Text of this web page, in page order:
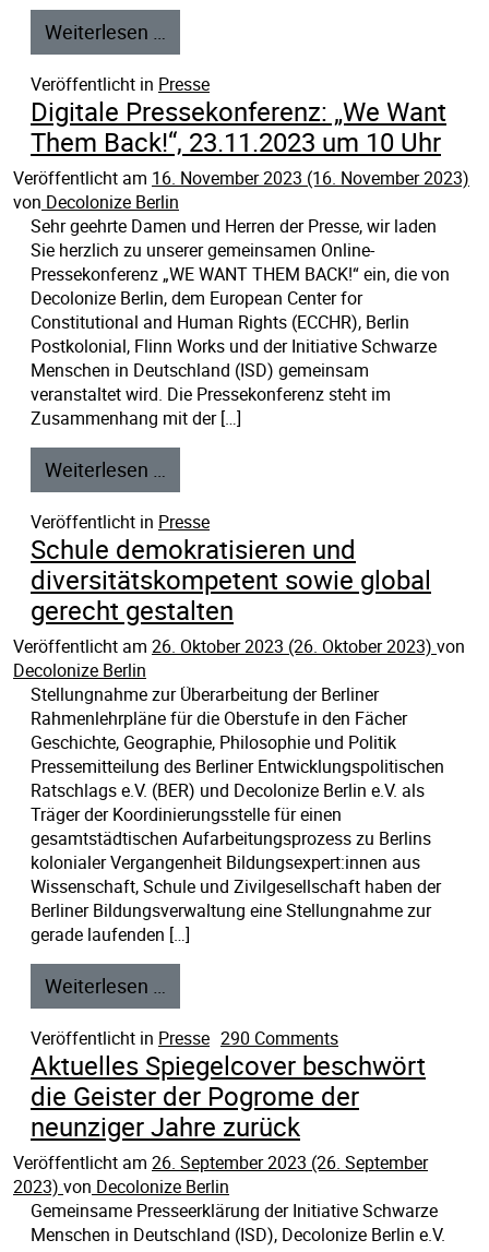
Weiterlesen …
Veröffentlicht in Presse
Digitale Pressekonferenz: „We Want
Them Back!“, 23.11.2023 um 10 Uhr
Veröffentlicht am 16. November 2023 (16. November 2023)
von Decolonize Berlin
Sehr geehrte Damen und Herren der Presse, wir laden
Sie herzlich zu unserer gemeinsamen Online-
Pressekonferenz „WE WANT THEM BACK!“ ein, die von
Decolonize Berlin, dem European Center for
Constitutional and Human Rights (ECCHR), Berlin
Postkolonial, Flinn Works und der Initiative Schwarze
Menschen in Deutschland (ISD) gemeinsam
veranstaltet wird. Die Pressekonferenz steht im
Zusammenhang mit der […]
Weiterlesen …
Veröffentlicht in Presse
Schule demokratisieren und
diversitätskompetent sowie global
gerecht gestalten
Veröffentlicht am 26. Oktober 2023 (26. Oktober 2023) von
Decolonize Berlin
Stellungnahme zur Überarbeitung der Berliner
Rahmenlehrpläne für die Oberstufe in den Fächer
Geschichte, Geographie, Philosophie und Politik
Pressemitteilung des Berliner Entwicklungspolitischen
Ratschlags e.V. (BER) und Decolonize Berlin e.V. als
Träger der Koordinierungsstelle für einen
gesamtstädtischen Aufarbeitungsprozess zu Berlins
kolonialer Vergangenheit Bildungsexpert:innen aus
Wissenschaft, Schule und Zivilgesellschaft haben der
Berliner Bildungsverwaltung eine Stellungnahme zur
gerade laufenden […]
Weiterlesen …
Veröffentlicht in Presse 290 Comments
Aktuelles Spiegelcover beschwört
die Geister der Pogrome der
neunziger Jahre zurück
Veröffentlicht am 26. September 2023 (26. September
2023) von Decolonize Berlin
Gemeinsame Presseerklärung der Initiative Schwarze
Menschen in Deutschland (ISD), Decolonize Berlin e.V.